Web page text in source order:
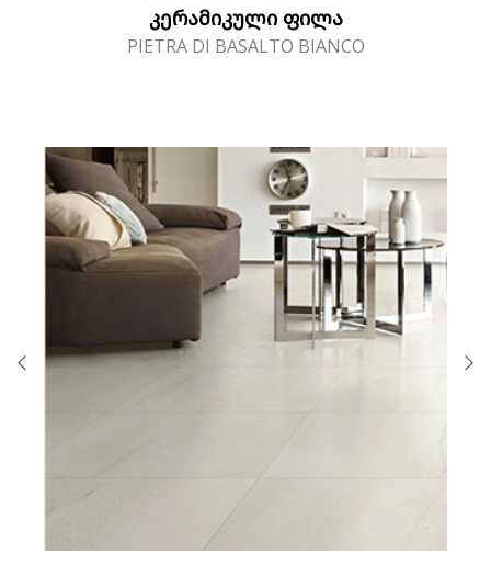
ᲙᲔᲠᲐᲛᲘᲙᲣᲚᲘ ᲤᲘᲚᲐ
PIETRA DI BASALTO BIANCO